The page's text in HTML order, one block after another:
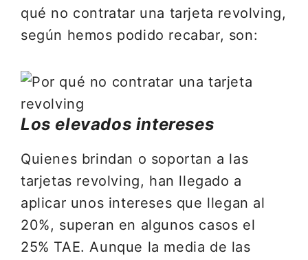
qué no contratar una tarjeta revolving,
según hemos podido recabar, son:
Los elevados intereses
Quienes brindan o soportan a las
tarjetas revolving, han llegado a
aplicar unos intereses que llegan al
20%, superan en algunos casos el
25% TAE. Aunque la media de las